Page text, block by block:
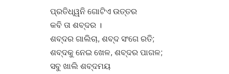
ପ୍ରତିଧ୍ୱନି ଗୋଟିଏ ଉତ୍ତର
କବି ତା ଶବ୍ଦର ।
ଶବ୍ଦର ଗାଲିଚା, ଶବ୍ଦ ସଂଗେ ରତି;
ଶବ୍ଦକୁ ନେଇ ଖେଳ, ଶବ୍ଦର ପାଗଳ;
ସବୁ ଖାଲି ଶବ୍ଦମୟ